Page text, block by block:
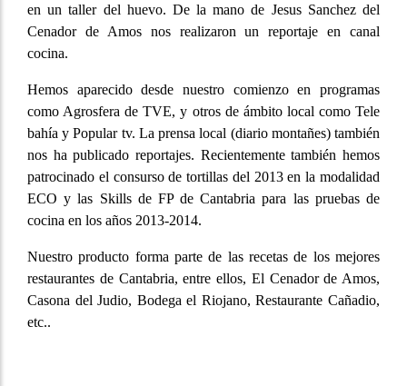
en un taller del huevo. De la mano de Jesus Sanchez del
Cenador de Amos nos realizaron un reportaje en canal
cocina.
Hemos aparecido desde nuestro comienzo en programas
como Agrosfera de TVE, y otros de ámbito local como Tele
bahía y Popular tv. La prensa local (diario montañes) también
nos ha publicado reportajes. Recientemente también hemos
patrocinado el consurso de tortillas del 2013 en la modalidad
ECO y las Skills de FP de Cantabria para las pruebas de
cocina en los años 2013-2014.
Nuestro producto forma parte de las recetas de los mejores
restaurantes de Cantabria, entre ellos, El Cenador de Amos,
Casona del Judio, Bodega el Riojano, Restaurante Cañadio,
etc..